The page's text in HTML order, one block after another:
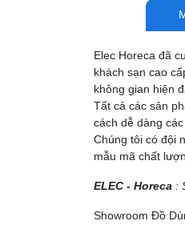
Elec Horeca đã
khách sạn cao
không gian hiện
Tất cả các sản
cách dễ dàng
Chúng tôi có đội
mẫu mã chất
ELEC - Horeca :
Showroom Đồ